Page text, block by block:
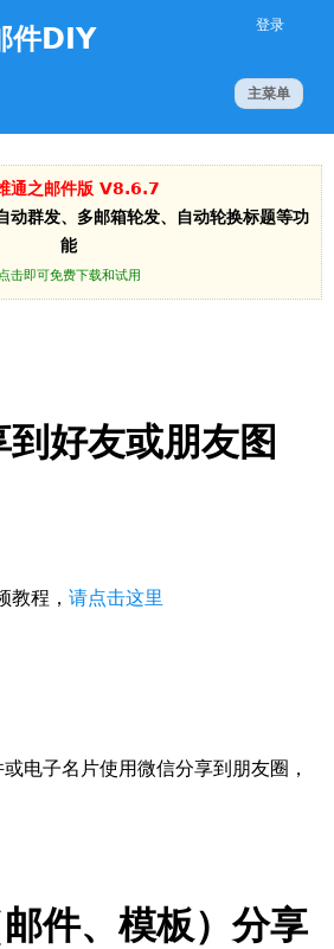
件DIY 登录
主菜单
通之邮件版 V8.6.7
动群发、多邮箱轮发、自动轮换标题等功
能
点击即可免费下载和试用
好友或朋友图
教程， 请点击这里
电子名片使用微信分享到朋友圈，
件、模板）分享